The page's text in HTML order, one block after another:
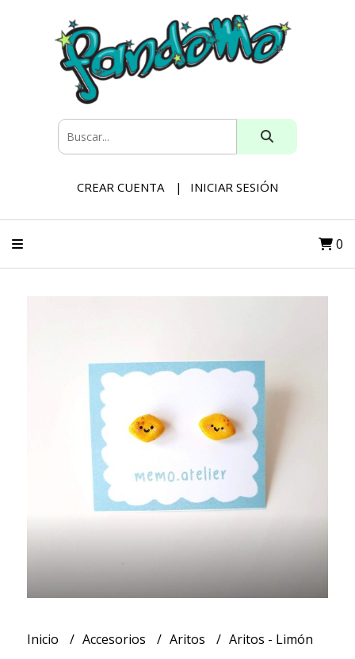
CREAR CUENTA INICIAR SESIÓN
0
Inicio Accesorios Aritos Aritos - Limón